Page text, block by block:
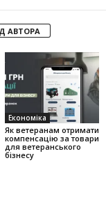
АВТОРА
Економіка
Як ветеранам отримати
компенсацію за товари
для ветеранського
бізнесу